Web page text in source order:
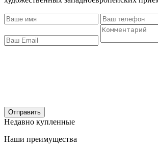
Отправить
Недавно купленные
Наши преимущества